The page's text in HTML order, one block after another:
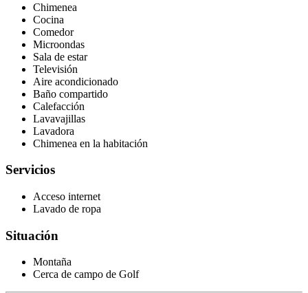
Chimenea
Cocina
Comedor
Microondas
Sala de estar
Televisión
Aire acondicionado
Baño compartido
Calefacción
Lavavajillas
Lavadora
Chimenea en la habitación
Servicios
Acceso internet
Lavado de ropa
Situación
Montaña
Cerca de campo de Golf